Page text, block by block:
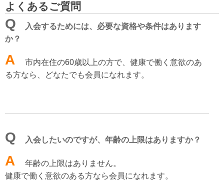
よくあるご質問
Q
入会するためには、必要な資格や条件はあります
か？
A
市内在住の60歳以上の方で、健康で働く意欲のあ
る方なら、どなたでも会員になれます。
Q 入会したいのですが、年齢の上限はありますか？
A
年齢の上限はありません。
健康で働く意欲のある方なら会員になれます。